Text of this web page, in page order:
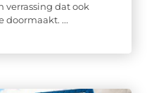
verrassing dat ook
doormaakt. ...